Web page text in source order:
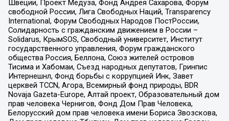
Швеции, Проект Медуза, Фонд Андрея Сахарова, Форум
свободной России, Лига Свободных Наций, Transparеncy
International, Форум Свободных Народов ПостРоссии,
Солидарность с гражданским движением в России –
Solidarus, КрымSOS, Свободный университет, Институт
государственного управления, Форум гражданского
общества Россия, Беллона, Союз жителей островов
Тисима и Хабомаи, Съезд народных депутатов, Гринпис
Интернешнл, Фонд борьбы с коррупцией Инк, Завет
церквей TCCN, Агора, Всемирный фонд природы, BDR
Novaja Gazeta-Europe, Алтай проект, Образовательный дом
прав человека Чернигов, Фонд Дом Прав Человека,
Белорусский дом прав человека имени Бориса Звозскова,